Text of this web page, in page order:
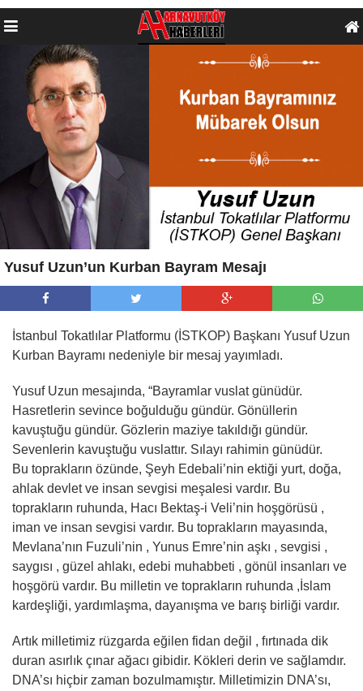
Yusuf Uzun’un Kurban Bayram Mesajı
İstanbul Tokatlılar Platformu (İSTKOP) Başkanı Yusuf Uzun
Kurban Bayramı nedeniyle bir mesaj yayımladı.
Yusuf Uzun mesajında, “Bayramlar vuslat günüdür.
Hasretlerin sevince boğulduğu gündür. Gönüllerin
kavuştuğu gündür. Gözlerin maziye takıldığı gündür.
Sevenlerin kavuştuğu vuslattır. Sılayı rahimin günüdür.
Bu toprakların özünde, Şeyh Edebali’nin ektiği yurt, doğa,
ahlak devlet ve insan sevgisi meşalesi vardır. Bu
toprakların ruhunda, Hacı Bektaş-i Veli’nin hoşgörüsü ,
iman ve insan sevgisi vardır. Bu toprakların mayasında,
Mevlana’nın Fuzuli’nin , Yunus Emre’nin aşkı , sevgisi ,
saygısı , güzel ahlakı, edebi muhabbeti , gönül insanları ve
hoşgörü vardır. Bu milletin ve toprakların ruhunda ,İslam
kardeşliği, yardımlaşma, dayanışma ve barış birliği vardır.
Artık milletimiz rüzgarda eğilen fidan değil , fırtınada dik
duran asırlık çınar ağacı gibidir. Kökleri derin ve sağlamdır.
DNA’sı hiçbir zaman bozulmamıştır. Milletimizin DNA’sı,